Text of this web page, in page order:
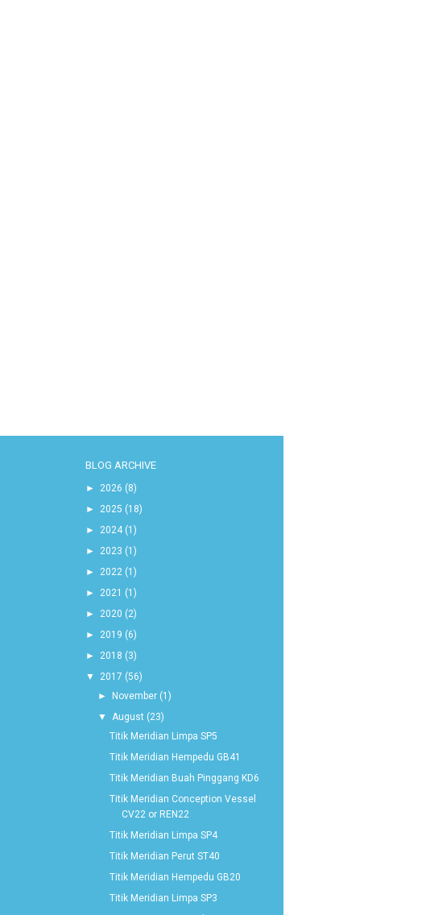
BLOG ARCHIVE
► 2026 (8)
► 2025 (18)
► 2024 (1)
► 2023 (1)
► 2022 (1)
► 2021 (1)
► 2020 (2)
► 2019 (6)
► 2018 (3)
▼
2017 (56)
►
November (1)
▼ August (23)
Titik Meridian Limpa SP5
Titik Meridian Hempedu GB41
Titik Meridian Buah Pinggang KD6
Titik Meridian Conception Vessel
CV22 or REN22
Titik Meridian Limpa SP4
Titik Meridian Perut ST40
Titik Meridian Hempedu GB20
Titik Meridian Limpa SP3